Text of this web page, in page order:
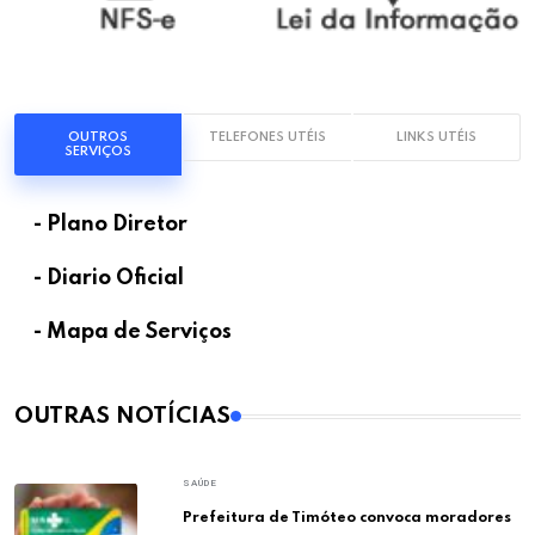
OUTROS
SERVIÇOS
TELEFONES UTÉIS LINKS UTÉIS
- Plano Diretor
- Diario Oficial
- Mapa de Serviços
OUTRAS NOTÍCIAS
SAÚDE
Prefeitura de Timóteo convoca moradores